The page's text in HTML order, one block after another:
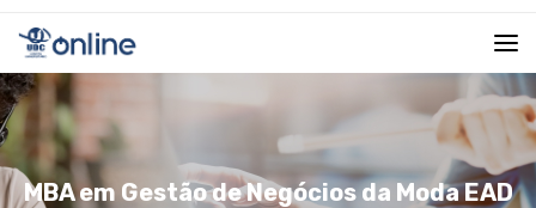
MBA em Gestão de Negócios da Moda EAD